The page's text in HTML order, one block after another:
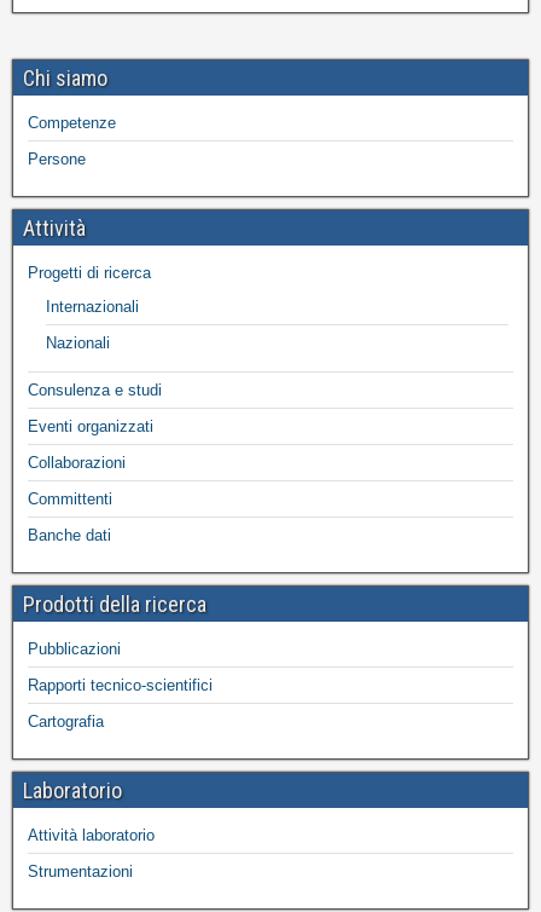
Chi siamo
Competenze
Persone
Attività
Progetti di ricerca
Internazionali
Nazionali
Consulenza e studi
Eventi organizzati
Collaborazioni
Committenti
Banche dati
Prodotti della ricerca
Pubblicazioni
Rapporti tecnico-scientifici
Cartografia
Laboratorio
Attività laboratorio
Strumentazioni